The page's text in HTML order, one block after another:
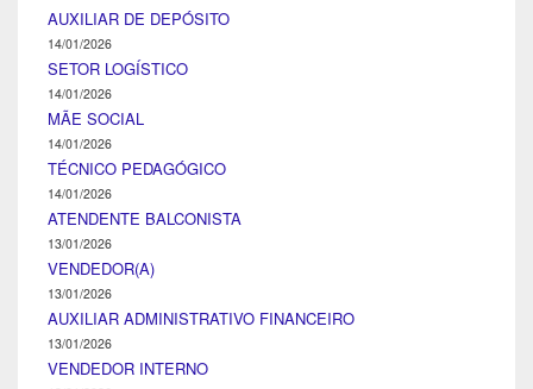
AUXILIAR DE DEPÓSITO
14/01/2026
SETOR LOGÍSTICO
14/01/2026
MÃE SOCIAL
14/01/2026
TÉCNICO PEDAGÓGICO
14/01/2026
ATENDENTE BALCONISTA
13/01/2026
VENDEDOR(A)
13/01/2026
AUXILIAR ADMINISTRATIVO FINANCEIRO
13/01/2026
VENDEDOR INTERNO